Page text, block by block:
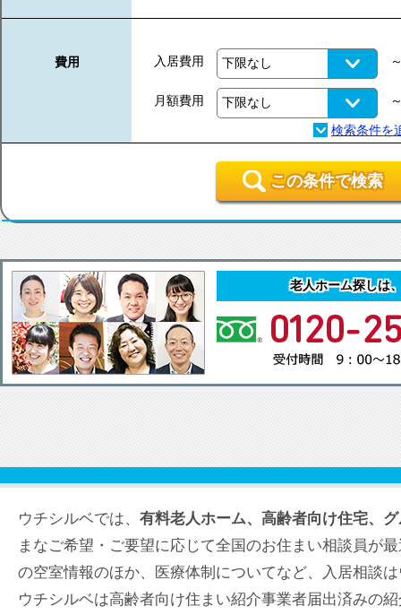
費用 入居費用
月額費用
この条件で検索
老人ホーム探しは
ウチシルベでは、 有料老人ホーム、高齢者向け住宅、
まなご希望・ご要望に応じて全国のお住まい相談員が
の空室情報のほか、医療体制についてなど、入居相談
ウチシルベは高齢者向け住まい紹介事業者届出済みの